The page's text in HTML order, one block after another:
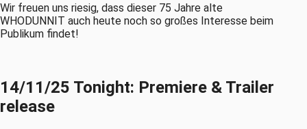
Wir freuen uns riesig, dass dieser 75 Jahre alte
WHODUNNIT auch heute noch so großes Interesse beim
Publikum findet!
14/11/25 Tonight: Premiere & Trailer
release